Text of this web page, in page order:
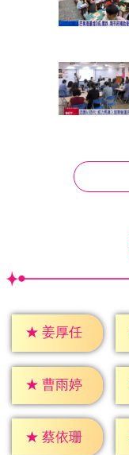
★ 姜厚任
★ 曹雨婷
★ 蔡依珊